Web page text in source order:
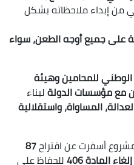
إبداء ملاحظاته بشكل
على جميع أوجه الطعن، سواء
للمحامين وهيئة
مع مؤسسات الدولةلبناء
المساواة، واستقلالية
أسفرت عن اقتراح87
المادة 406
للحفاظ على